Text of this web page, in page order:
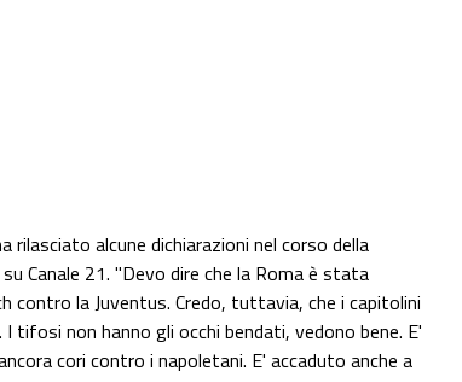
rilasciato alcune dichiarazioni nel corso della
Canale 21. "Devo dire che la Roma è stata
contro la Juventus. Credo, tuttavia, che i capitolini
non hanno gli occhi bendati, vedono bene. E'
cori contro i napoletani. E' accaduto anche a